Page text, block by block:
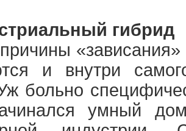
гибрид
и внутри
больно
умный